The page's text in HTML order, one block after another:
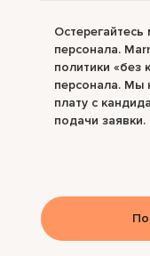
персонала.
политики «без
персонала. Мы
плату с
подачи заявки.